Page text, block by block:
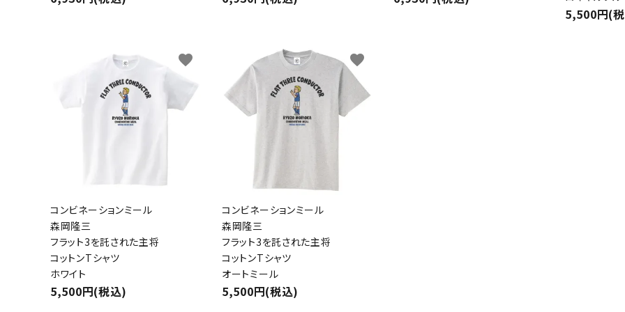
5,500円(
コンビネーションミール
森岡隆三
フラット3を託された主将
コットンTシャツ
ホワイト
5,500円(税込)
favorite
コンビネーションミール
森岡隆三
フラット3を託された主将
コットンTシャツ
オートミール
5,500円(税込)
favorite